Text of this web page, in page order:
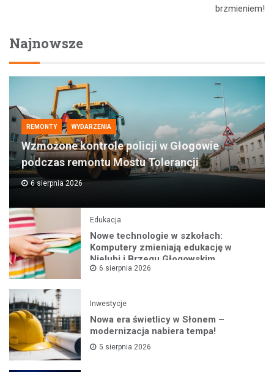
brzmieniem!
Najnowsze
REMONTY WYDARZENIA
Wzmożone kontrole policji w Głogowie
podczas remontu Mostu Tolerancji
6 sierpnia 2026
Edukacja
Nowe technologie w szkołach:
Komputery zmieniają edukację w
Nielubi i Brzegu Głogowskim
6 sierpnia 2026
Inwestycje
Nowa era świetlicy w Słonem –
modernizacja nabiera tempa!
5 sierpnia 2026